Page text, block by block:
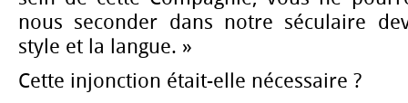
nous seconder dans notre séculaire
style et la langue. »
Cette injonction était-elle nécessaire ?